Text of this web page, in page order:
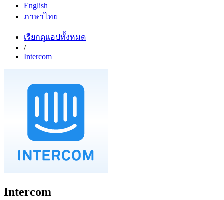
English
ภาษาไทย
เรียกดูแอปทั้งหมด
/
Intercom
Intercom